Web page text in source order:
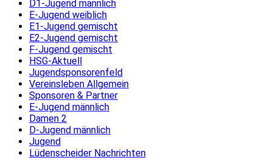
D1-Jugend männlich
E-Jugend weiblich
E1-Jugend gemischt
E2-Jugend gemischt
F-Jugend gemischt
HSG-Aktuell
Jugendsponsorenfeld
Vereinsleben Allgemein
Sponsoren & Partner
E-Jugend männlich
Damen 2
D-Jugend männlich
Jugend
Lüdenscheider Nachrichten